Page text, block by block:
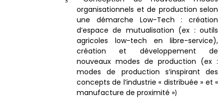
organisationnels et de production selon
une démarche Low-Tech : création
d’espace de mutualisation (ex : outils
agricoles low-tech en libre-service),
création et développement de
nouveaux modes de production (ex :
modes de production s’inspirant des
concepts de l’industrie « distribuée » et «
manufacture de proximité »)